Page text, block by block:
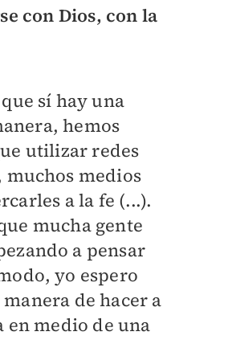
con Dios, con la
sí hay una
hemos
utilizar redes
muchos medios
a la fe (...).
mucha gente
a pensar
yo espero
manera de hacer a
en medio de una